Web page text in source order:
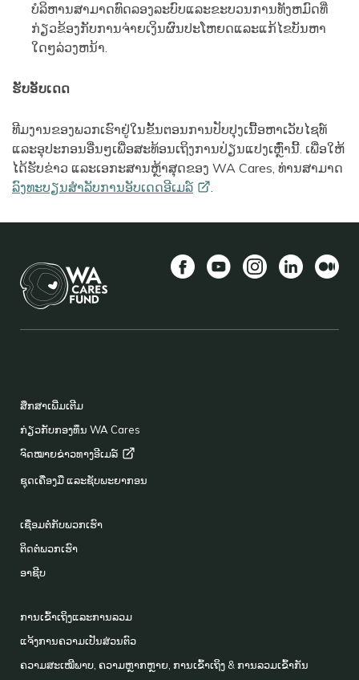
ບໍລິຫານສາມາດທົດລອງລະບົບແລະຂະບວນການທັງຫມົດທີ່
ກ່ຽວຂ້ອງກັບການຈ່າຍເງິນຜົນປະໂຫຍດແລະແກ້ໄຂບັນຫາ
ໃດໆລ່ວງຫນ້າ.
ຮັບອັບເດດ
ທີມງານຂອງພວກເຮົາຢູ່ໃນຂັ້ນຕອນການປັບປຸງເນື້ອຫາເວັບໄຊທ໌
ແລະອຸປະກອນອື່ນໆເພື່ອສະທ້ອນເຖິງການປ່ຽນແປງເຫຼົ່ານີ້. ເພື່ອໃຫ້
ໄດ້ຮັບຂ່າວ ແລະເອກະສານຫຼ້າສຸດຂອງ WA Cares, ທ່ານສາມາດ
ລົງທະບຽນສໍາລັບການອັບເດດອີເມລ໌
.
FOOTER
ສຶກສາເພີ່ມເຕີມ
ກ່ຽວກັບກອງທຶນ WA Cares
ຈົດໝາຍຂ່າວທາງອີເມລ໌
ຊຸດເຄື່ອງມື ແລະຊັບພະຍາກອນ
ເຊື່ອມຕໍ່ກັບພວກເຮົາ
ຕິດຕໍ່ພວກເຮົາ
ອາຊີບ
ການເຂົ້າເຖິງແລະການລວມ
ແຈ້ງການຄວາມເປັນສ່ວນຕົວ
ຄວາມສະເໝີພາບ, ຄວາມຫຼາກຫຼາຍ, ການເຂົ້າເຖິງ & ການລວມເຂົ້າກັນ